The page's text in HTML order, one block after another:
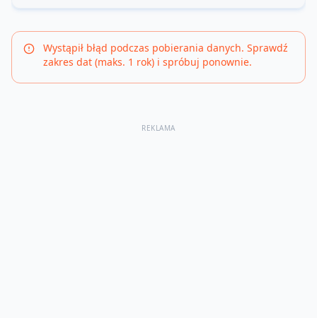
Wystąpił błąd podczas pobierania danych. Sprawdź
zakres dat (maks. 1 rok) i spróbuj ponownie.
REKLAMA